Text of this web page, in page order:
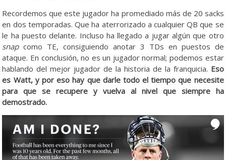
Recordemos que este jugador ha promediado más de 20 sacks
en dos temporadas. Que ha aterrorizado a cualquier QB que se
le ha puesto delante. Incluso ha llegado a jugar algún que otro
snapcomo TE, consiguiendo anotar 3 TDs en puestos de
ataque. En conclusión, no es un jugador normal; podemos estar
hablando del mejor jugador de la historia de la franquicia. Eso
es Watt, y por eso hay que darle todo el tiempo que necesite
para que se recupere y vuelva al nivel que siempre ha
demostrado.